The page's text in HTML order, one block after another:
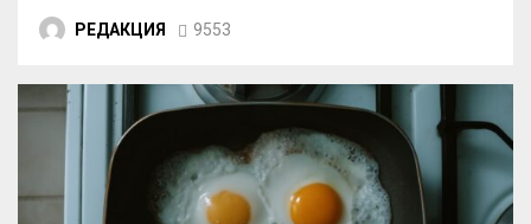
РЕДАКЦИЯ 9553